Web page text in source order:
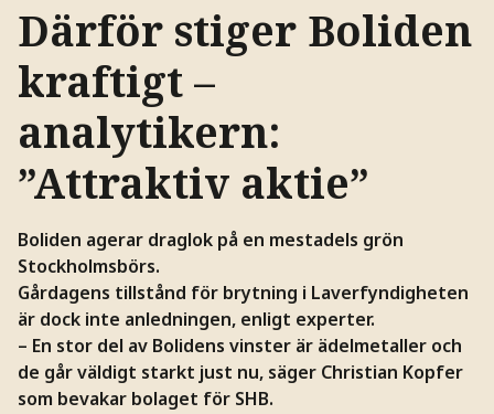
Därför stiger Boliden
kraftigt –
analytikern:
”Attraktiv aktie”
Boliden agerar draglok på en mestadels grön
Stockholmsbörs.
Gårdagens tillstånd för brytning i Laverfyndigheten
är dock inte anledningen, enligt experter.
– En stor del av Bolidens vinster är ädelmetaller och
de går väldigt starkt just nu, säger Christian Kopfer
som bevakar bolaget för SHB.